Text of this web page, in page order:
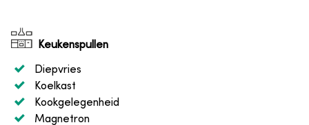
Keukenspullen
Diepvries
Koelkast
Kookgelegenheid
Magnetron